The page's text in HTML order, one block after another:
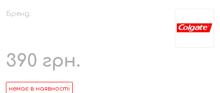
Бренд:
390 грн.
немає в наявності